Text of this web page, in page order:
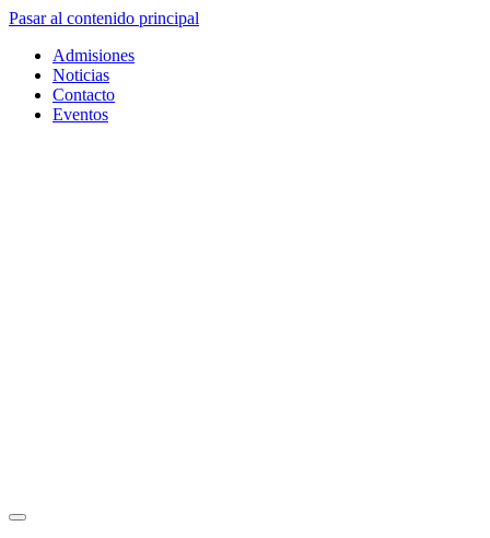
Pasar al contenido principal
Admisiones
Noticias
Contacto
Eventos